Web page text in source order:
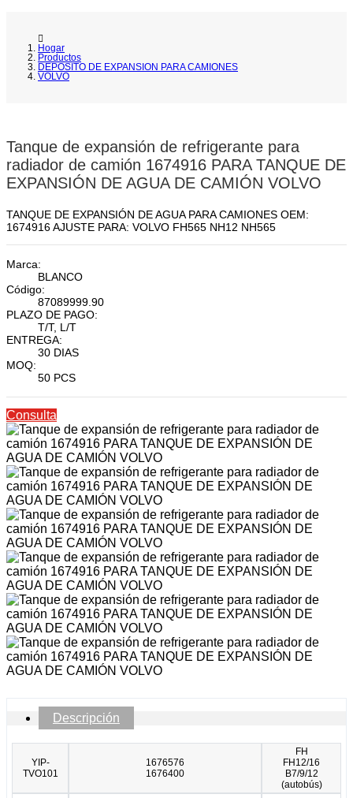
Hogar
Productos
DEPOSITO DE EXPANSION PARA CAMIONES
VOLVO
Tanque de expansión de refrigerante para
radiador de camión 1674916 PARA TANQUE DE
EXPANSIÓN DE AGUA DE CAMIÓN VOLVO
TANQUE DE EXPANSIÓN DE AGUA PARA CAMIONES OEM:
1674916 AJUSTE PARA: VOLVO FH565 NH12 NH565
Marca:
BLANCO
Código:
87089999.90
PLAZO DE PAGO:
T/T, L/T
ENTREGA:
30 DIAS
MOQ:
50 PCS
Consulta
Descripción
YIP-
TVO101
1676576
1676400
FH
FH12/16
B7/9/12
(autobús)